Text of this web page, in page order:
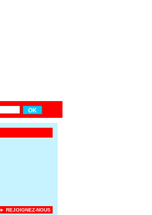
► REJOIGNEZ-NOUS